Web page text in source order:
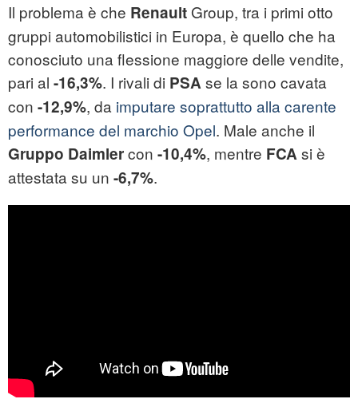
Il problema è che Renault Group, tra i primi otto
gruppi automobilistici in Europa, è quello che ha
conosciuto una flessione maggiore delle vendite,
pari al -16,3%. I rivali di PSAse la sono cavata
con -12,9%, da imputare soprattutto alla carente
performance del marchio Opel. Male anche il
Gruppo Daimlercon -10,4%, mentre FCAsi è
attestata su un -6,7%.